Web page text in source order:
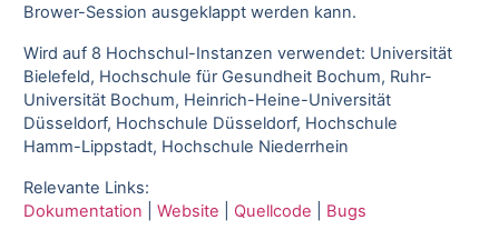
Brower-Session ausgeklappt werden kann.
Wird auf 8 Hochschul-Instanzen verwendet: Universität
Bielefeld, Hochschule für Gesundheit Bochum, Ruhr-
Universität Bochum, Heinrich-Heine-Universität
Düsseldorf, Hochschule Düsseldorf, Hochschule
Hamm-Lippstadt, Hochschule Niederrhein
Relevante Links:
Dokumentation
Website Quellcode Bugs